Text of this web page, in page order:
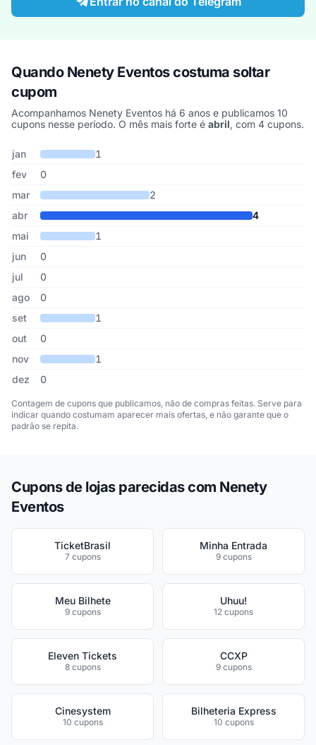
Quando Nenety Eventos costuma soltar
cupom
Acompanhamos Nenety Eventos há 6 anos e publicamos 10
cupons nesse período. O mês mais forte é abril, com 4 cupons.
Cupons de Nenety Eventos publicados por mês, somando os
Mês Cupons publicados
jan
1
fev
0
mar
2
abr
4
mai
1
jun
0
jul
0
ago
0
set
1
out
0
nov
1
dez
0
Contagem de cupons que publicamos, não de compras feitas. Serve para
indicar quando costumam aparecer mais ofertas, e não garante que o
padrão se repita.
Cupons de lojas parecidas com Nenety
Eventos
TicketBrasil
7 cupons
Minha Entrada
9 cupons
Meu Bilhete
9 cupons
Uhuu!
12 cupons
Eleven Tickets
8 cupons
CCXP
9 cupons
Cinesystem
10 cupons
Bilheteria Express
10 cupons